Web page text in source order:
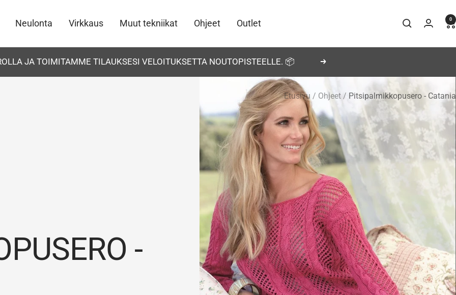
Neulonta Virkkaus Muut tekniikat Ohjeet Outlet 0
JA TOIMITAMME TILAUKSESI VELOITUKSETTA NOUTOPISTEELLE. 📦 Seuraava
Etusivu Ohjeet Pitsipalmikkopusero - Catania
-